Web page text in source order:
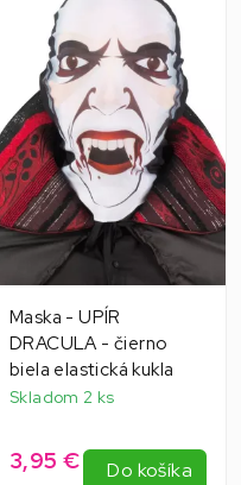
Maska - UPÍR
DRACULA - čierno
biela elastická kukla
Skladom 2 ks
3,95 € Do košíka